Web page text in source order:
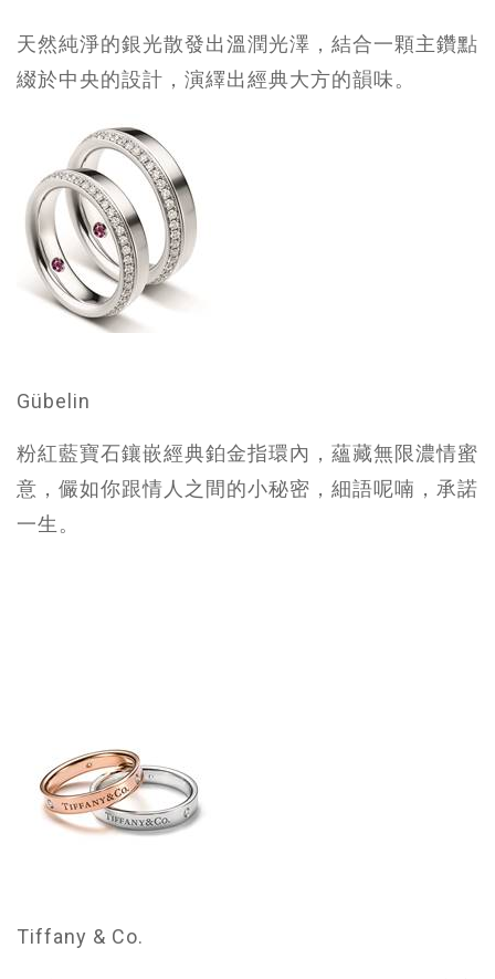
天然純淨的銀光散發出溫潤光澤，結合一顆主鑽點
綴於中央的設計，演繹出經典大方的韻味。
Gübelin
粉紅藍寶石鑲嵌經典鉑金指環內，蘊藏無限濃情蜜
意，儼如你跟情人之間的小秘密，細語呢喃，承諾
一生。
Tiffany & Co.